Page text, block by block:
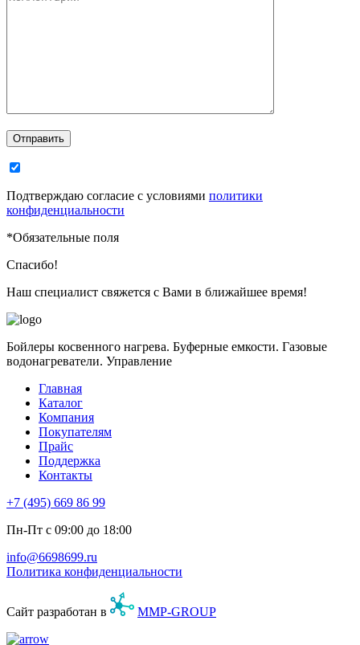
Отправить
Подтверждаю согласие с условиями политики
конфиденциальности
*Обязательные поля
Спасибо!
Наш специалист свяжется с Вами в ближайшее время!
Бойлеры косвенного нагрева. Буферные емкости. Газовые
водонагреватели. Управление
Главная
Каталог
Компания
Покупателям
Прайс
Поддержка
Контакты
+7 (495) 669 86 99
Пн-Пт с 09:00 до 18:00
info@6698699.ru
Политика конфиденциальности
Сайт разработан в MMP-GROUP